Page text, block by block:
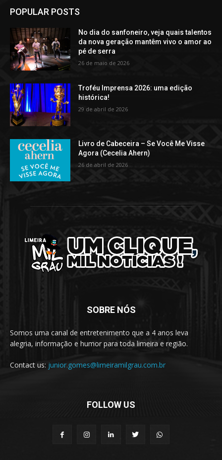
POPULAR POSTS
No dia do sanfoneiro, veja quais talentos
da nova geração mantêm vivo o amor ao
pé de serra
26 de maio de 2026
Troféu Imprensa 2026: uma edição
histórica!
29 de abril de 2026
Livro de Cabeceira – Se Você Me Visse
Agora (Cecelia Ahern)
26 de abril de 2026
SOBRE NÓS
Somos uma canal de entretenimento que a 4 anos leva
alegria, informação e humor para toda limeira e região.
Contact us: junior.gomes@limeiramilgrau.com.br
FOLLOW US